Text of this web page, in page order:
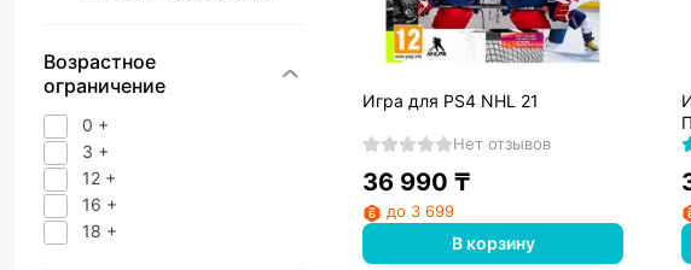
Возрастное
ограничение
0 +
3 +
12 +
16 +
18 +
Игра для PS4 NHL 21
Нет отзывов
36 990 ₸
до 3 699
В корзину